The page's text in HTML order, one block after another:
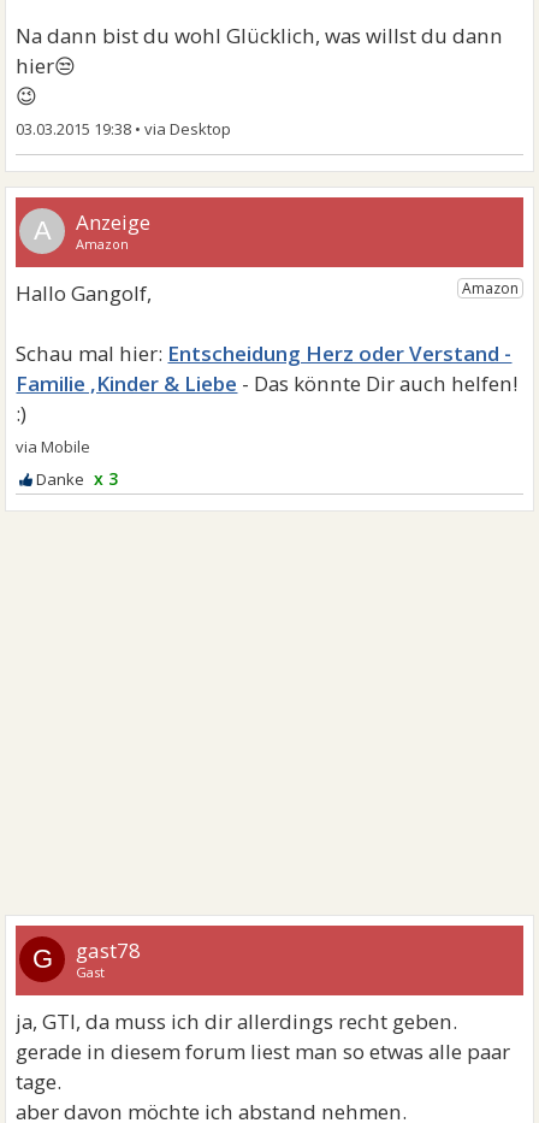
Na dann bist du wohl Glücklich, was willst du dann
hier😒
😉
03.03.2015 19:38 •
A
Entscheidung Herz oder Verstand -
Familie ,Kinder & Liebe
x 3
G gast78
Gast
ja, GTI, da muss ich dir allerdings recht geben.
gerade in diesem forum liest man so etwas alle paar
tage.
aber davon möchte ich abstand nehmen.